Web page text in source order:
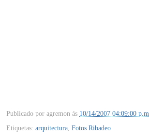
Publicado por agremon ás 10/14/2007 04:09:00 p.m.
Etiquetas: arquitectura Fotos Ribadeo